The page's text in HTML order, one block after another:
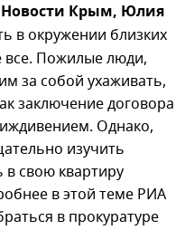
Крым, Юлия
в окружении близких
все. Пожилые люди,
за собой ухаживать,
заключение договора
Однако,
изучить
в свою квартиру
в этой теме РИА
в прокуратуре